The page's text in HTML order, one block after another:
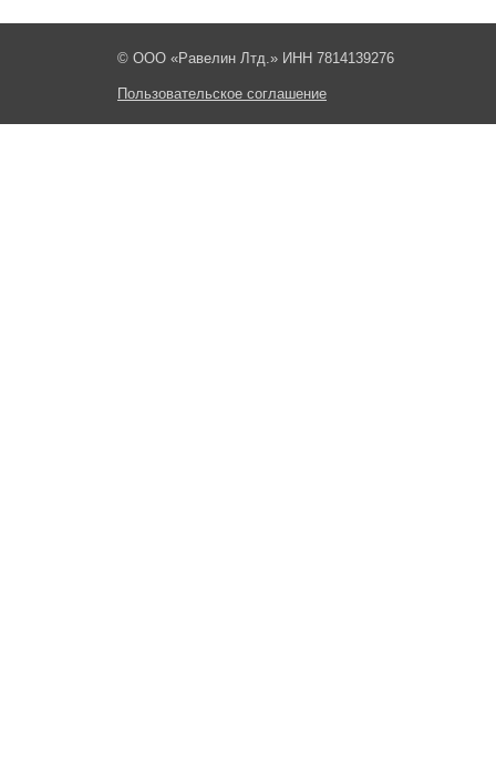
© ООО «Равелин Лтд.» ИНН 7814139276
Пользовательское соглашение